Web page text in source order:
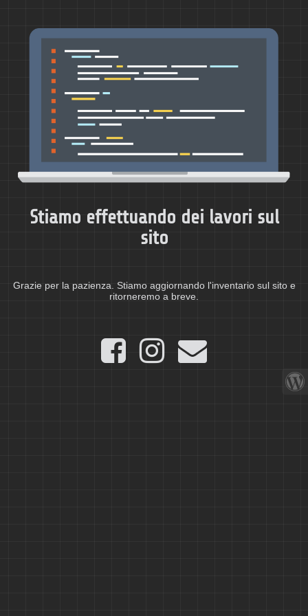
Stiamo effettuando dei lavori sul
sito
Grazie per la pazienza. Stiamo aggiornando l'inventario sul sito e
ritorneremo a breve.